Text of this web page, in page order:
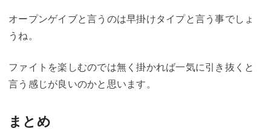
オープンゲイブと言うのは早掛けタイプと言う事でしょ
うね。
ファイトを楽しむのでは無く掛かれば一気に引き抜くと
言う感じが良いのかと思います。
まとめ